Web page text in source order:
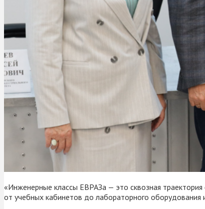
«Инженерные классы ЕВРАЗа — это сквозная
от учебных кабинетов до лабораторного